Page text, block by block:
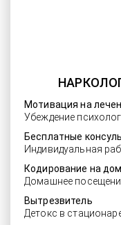
Мотивация на
Убеждение
Бесплатные
Индивидуальная
Кодирование на
Домашнее
Вытрезвитель
Детокс в